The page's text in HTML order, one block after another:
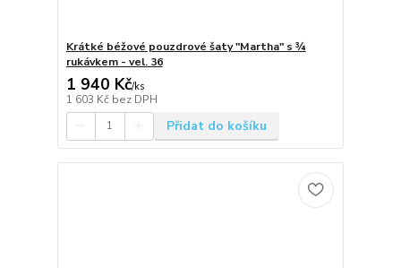
Krátké béžové pouzdrové šaty "Martha" s ¾
rukávkem - vel. 36
1 940 Kč/ks
1 603 Kč bez DPH
Přidat do košíku